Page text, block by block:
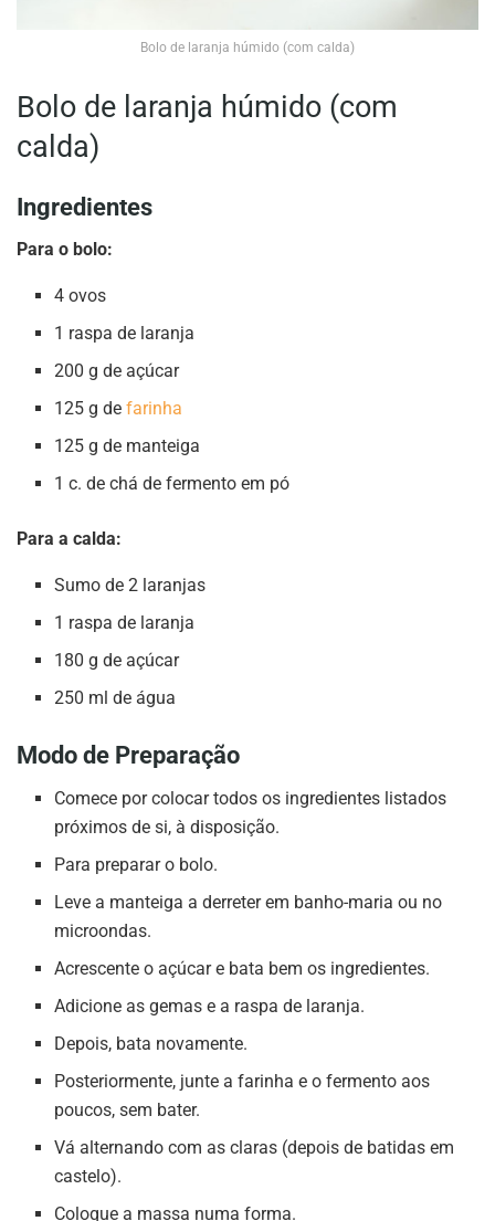
Bolo de laranja húmido (com calda)
Bolo de laranja húmido (com
calda)
Ingredientes
Para o bolo:
4 ovos
1 raspa de laranja
200 g de açúcar
125 g defarinha
125 g de manteiga
1 c. de chá de fermento em pó
Para a calda:
Sumo de 2 laranjas
1 raspa de laranja
180 g de açúcar
250 ml de água
Modo de Preparação
Comece por colocar todos os ingredientes listados
próximos de si, à disposição.
Para preparar o bolo.
Leve a manteiga a derreter em banho-maria ou no
microondas.
Acrescente o açúcar e bata bem os ingredientes.
Adicione as gemas e a raspa de laranja.
Depois, bata novamente.
Posteriormente, junte a farinha e o fermento aos
poucos, sem bater.
Vá alternando com as claras (depois de batidas em
castelo).
Coloque a massa numa forma.